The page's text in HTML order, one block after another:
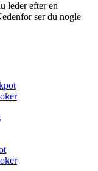
leder efter en
ser du nogle